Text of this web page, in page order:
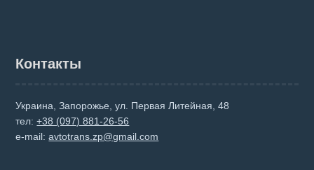
Контакты
Украина, Запорожье, ул. Первая Литейная, 48
тел:+38 (097) 881-26-56
e-mail:avtotrans.zp@gmail.com